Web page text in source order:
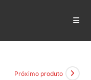
Próximo produto